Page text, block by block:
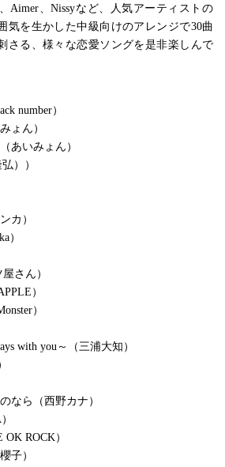
Aimer、Nissyなど、人気アーティストの
気を生かした中級向けのアレンジで30曲
さる、様々な恋愛ソングを是非楽しんで
number）
ょん）
あいみょん）
））
カ）
）
さん）
）
）
with you～（三浦大知）
なら（西野カナ）
OK ROCK）
子）